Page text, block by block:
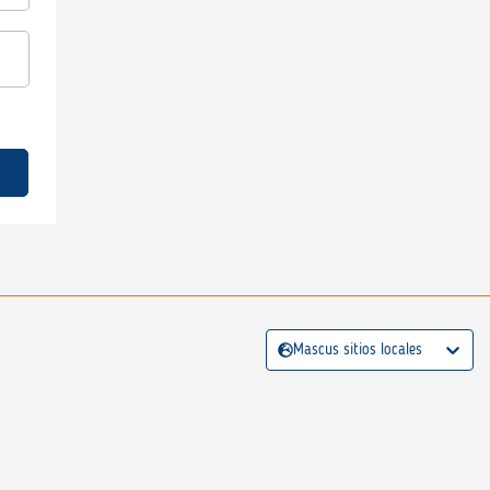
Mascus sitios locales